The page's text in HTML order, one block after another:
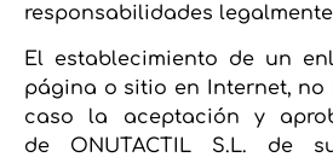
responsabilidades
El establecimiento de un
página o sitio en Internet,
caso la aceptación y
de ONUTACTIL S.L. de